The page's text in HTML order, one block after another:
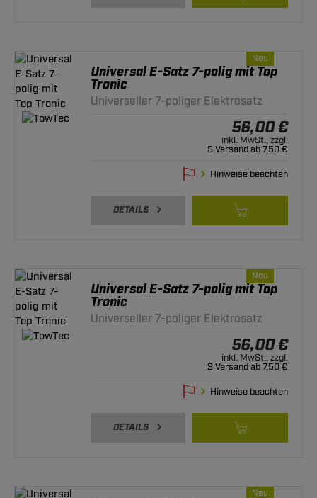
Neu
Universal E-Satz 7-polig mit Top
Tronic
Universeller 7-poliger Elektrosatz
56,00 €
inkl. MwSt., zzgl.
S Versand ab 7,50 €
Hinweise beachten
DETAILS
Neu
Universal E-Satz 7-polig mit Top
Tronic
Universeller 7-poliger Elektrosatz
56,00 €
inkl. MwSt., zzgl.
S Versand ab 7,50 €
Hinweise beachten
DETAILS
Neu